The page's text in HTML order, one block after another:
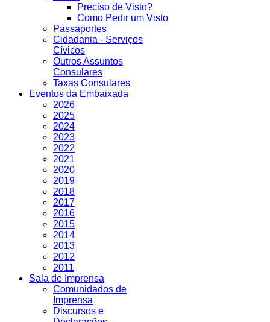
Preciso de Visto?
Como Pedir um Visto
Passaportes
Cidadania - Serviços
Cívicos
Outros Assuntos
Consulares
Taxas Consulares
Eventos da Embaixada
2026
2025
2024
2023
2022
2021
2020
2019
2018
2017
2016
2015
2014
2013
2012
2011
Sala de Imprensa
Comunidados de
Imprensa
Discursos e